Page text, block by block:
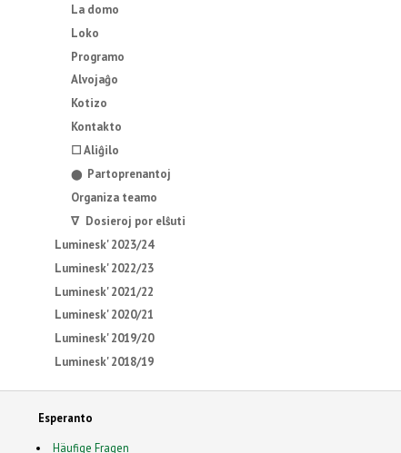
La domo
Loko
Programo
Alvojaĝo
Kotizo
Kontakto
☐ Aliĝilo
⬤ Partoprenantoj
Organiza teamo
∇ Dosieroj por elŝuti
Luminesk' 2023/24
Luminesk' 2022/23
Luminesk' 2021/22
Luminesk' 2020/21
Luminesk' 2019/20
Luminesk' 2018/19
Esperanto
Häufige Fragen